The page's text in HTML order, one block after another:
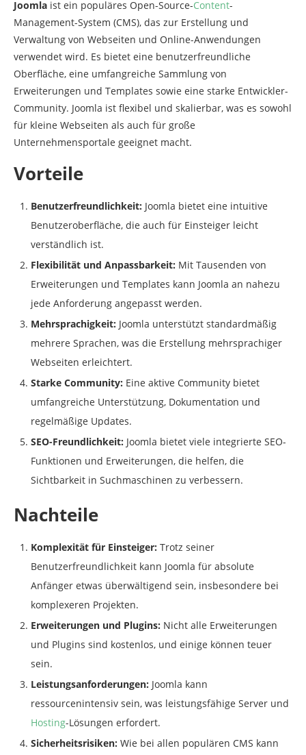
Was sind die Vorteile von Joomla?
Welche Nachteile hat Joomla?
Joomla ist ein populäres Open-Source-Content-
Management-System (CMS), das zur Erstellung und
Verwaltung von Webseiten und Online-Anwendungen
verwendet wird. Es bietet eine benutzerfreundliche
Oberfläche, eine umfangreiche Sammlung von
Erweiterungen und Templates sowie eine starke Entwickler-
Community. Joomla ist flexibel und skalierbar, was es sowohl
für kleine Webseiten als auch für große
Unternehmensportale geeignet macht.
Vorteile
Benutzerfreundlichkeit: Joomla bietet eine intuitive
Benutzeroberfläche, die auch für Einsteiger leicht
verständlich ist.
Flexibilität und Anpassbarkeit: Mit Tausenden von
Erweiterungen und Templates kann Joomla an nahezu
jede Anforderung angepasst werden.
Mehrsprachigkeit: Joomla unterstützt standardmäßig
mehrere Sprachen, was die Erstellung mehrsprachiger
Webseiten erleichtert.
Starke Community: Eine aktive Community bietet
umfangreiche Unterstützung, Dokumentation und
regelmäßige Updates.
SEO-Freundlichkeit: Joomla bietet viele integrierte SEO-
Funktionen und Erweiterungen, die helfen, die
Sichtbarkeit in Suchmaschinen zu verbessern.
Nachteile
Komplexität für Einsteiger: Trotz seiner
Benutzerfreundlichkeit kann Joomla für absolute
Anfänger etwas überwältigend sein, insbesondere bei
komplexeren Projekten.
Erweiterungen und Plugins: Nicht alle Erweiterungen
und Plugins sind kostenlos, und einige können teuer
sein.
Leistungsanforderungen: Joomla kann
ressourcenintensiv sein, was leistungsfähige Server und
Hosting-Lösungen erfordert.
Sicherheitsrisiken: Wie bei allen populären CMS kann